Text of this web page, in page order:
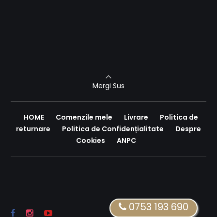
Mergi Sus
HOME Comenzile mele Livrare
Politica de
returnare
Politica de Confidențialitate
Despre
Cookies
ANPC
0753 193 690